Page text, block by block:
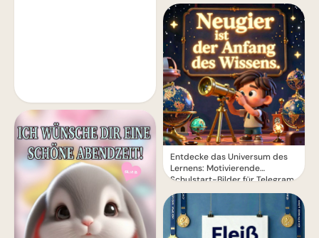
Entdecke das Universum des
Lernens: Motivierende
Schulstart-Bilder für Telegram